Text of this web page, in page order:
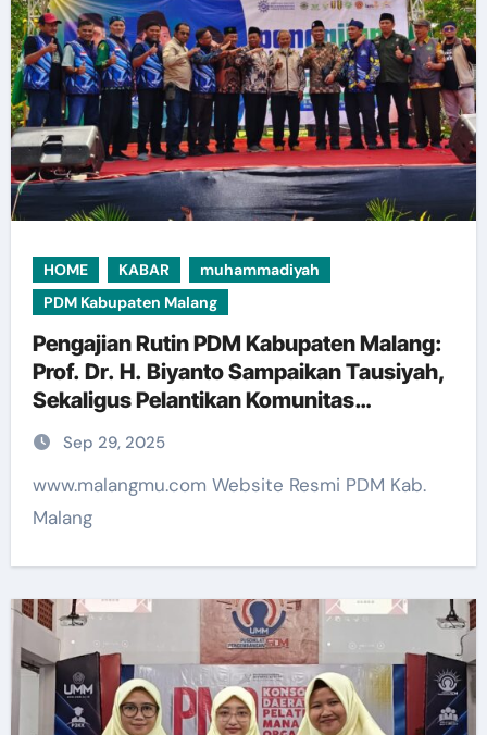
HOME KABAR
muhammadiyah
PDM Kabupaten Malang
Pengajian Rutin PDM Kabupaten Malang:
Prof. Dr. H. Biyanto Sampaikan Tausiyah,
Sekaligus Pelantikan Komunitas
Bikersmu
Sep 29, 2025
www.malangmu.com Website Resmi PDM Kab.
Malang